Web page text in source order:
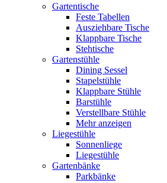
Gartentische
Feste Tabellen
Ausziehbare Tische
Klappbare Tische
Stehtische
Gartenstühle
Dining Sessel
Stapelstühle
Klappbare Stühle
Barstühle
Verstellbare Stühle
Mehr anzeigen
Liegestühle
Sonnenliege
Liegestühle
Gartenbänke
Parkbänke